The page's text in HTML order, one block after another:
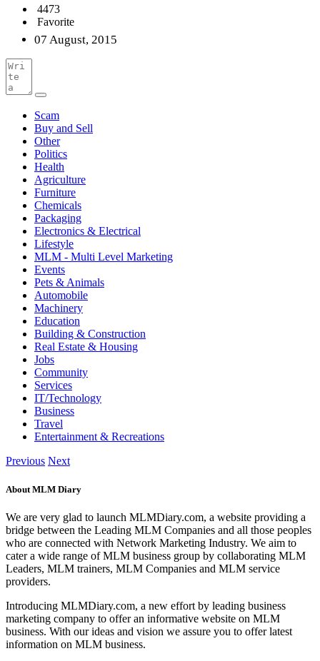
4473
Favorite
07 August, 2015
Scam
Buy and Sell
Other
Politics
Health
Agriculture
Furniture
Chemicals
Packaging
Electronics & Electrical
Lifestyle
MLM - Multi Level Marketing
Events
Pets & Animals
Automobile
Machinery
Education
Building & Construction
Real Estate & Housing
Jobs
Community
Services
IT/Technology
Business
Travel
Entertainment & Recreations
Previous Next
About MLM Diary
We are very glad to launch MLMDiary.com, a website providing a
bridge between the Leading MLM Companies and all those peoples
who are connected with Network Marketing Industry. We aim to
cater a wide range of MLM business group by collaborating MLM
Leaders, MLM trainers, MLM Companies and MLM service
providers.
Introducing MLMDiary.com, a new effort by leading business
marketing company to offer an informative website on MLM
business. With our ideas and vision we assure you to offer latest
information on MLM business.